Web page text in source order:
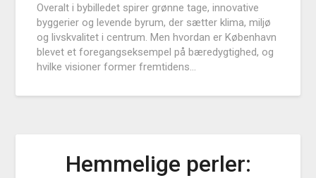
Overalt i bybilledet spirer grønne tage, innovative
byggerier og levende byrum, der sætter klima, miljø
og livskvalitet i centrum. Men hvordan er København
blevet et foregangseksempel på bæredygtighed, og
hvilke visioner former fremtidens…
Hemmelige perler: